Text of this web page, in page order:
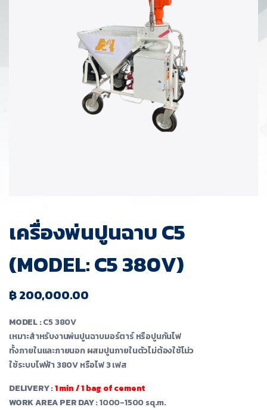
เครื่องพ่นปูนฉาบ C5
(MODEL: C5 380V)
฿200,000.00
MODEL: C5 380V
เหมาะสําหรับงานพ่นปูนฉาบมอร์ตาร์ หรือปูนกันไฟ
ทั้งภายในและภายนอก ผสมปูนภายในตัวไม่ต้องใช้โม่ว
ใช้ระบบไฟฟ้า 380V หรือไฟ 3 เฟส
DELIVERY:1 min / 1 bag of cement
WORK AREA PER DAY: 1000-1500 sq.m.